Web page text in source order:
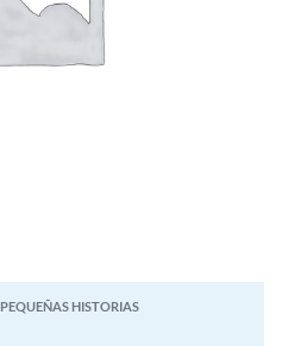
PEQUEÑAS HISTORIAS